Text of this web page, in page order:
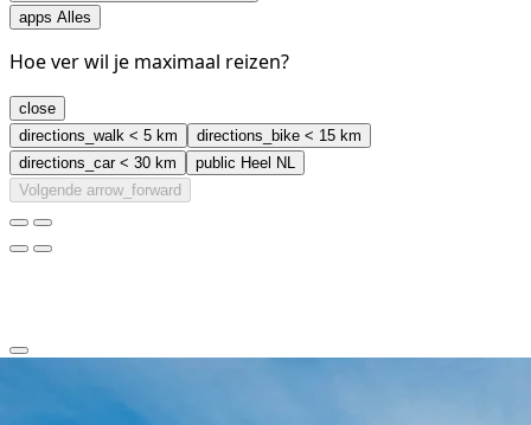
apps Alles
Hoe ver wil je maximaal reizen?
close
directions_walk < 5 km directions_bike < 15 km
directions_car< 30 km public Heel NL
Volgende arrow_forward